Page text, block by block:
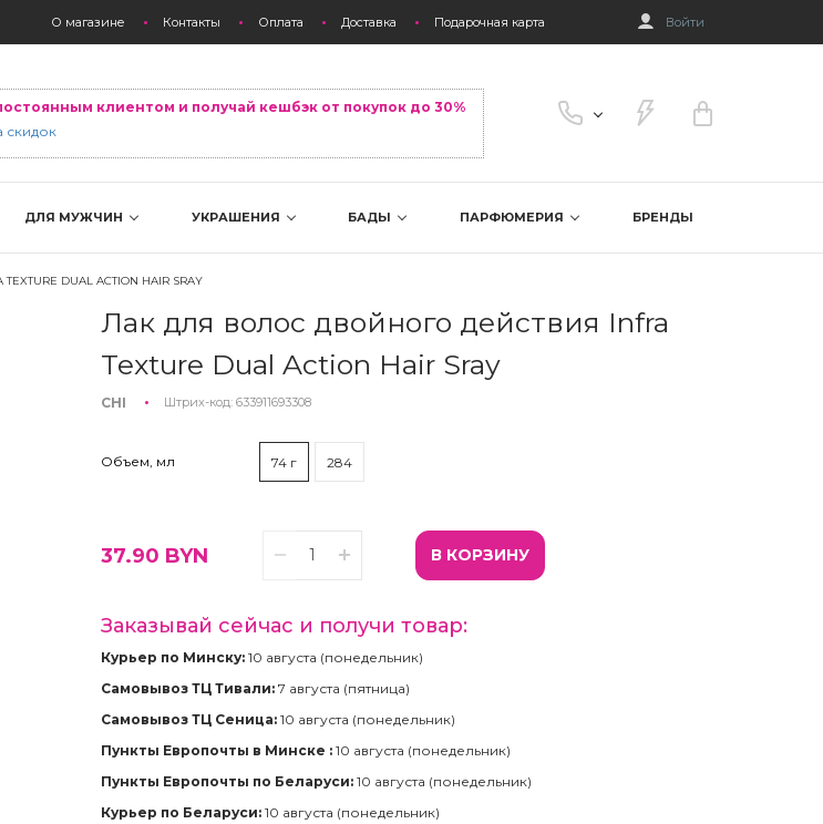
О магазине Контакты Оплата Доставка Подарочная карта Войти
клиентом и получай кешбэк от покупок до 30%
скидок
ДЛЯ МУЖЧИН УКРАШЕНИЯ БАДЫ ПАРФЮМЕРИЯ БРЕНДЫ
DUAL ACTION HAIR SRAY
Лак для волос двойного действия Infra
Texture Dual Action Hair Sray
CHI Штрих-код: 633911693308
Объем, мл 74 г 284
37.90 BYN В КОРЗИНУ
Заказывай сейчас и получи товар:
Курьер по Минску: 10 августа (понедельник)
Самовывоз ТЦ Тивали: 7 августа (пятница)
Самовывоз ТЦ Сеница: 10 августа (понедельник)
Пункты Европочты в Минске : 10 августа (понедельник)
Пункты Европочты по Беларуси: 10 августа (понедельник)
Курьер по Беларуси: 10 августа (понедельник)